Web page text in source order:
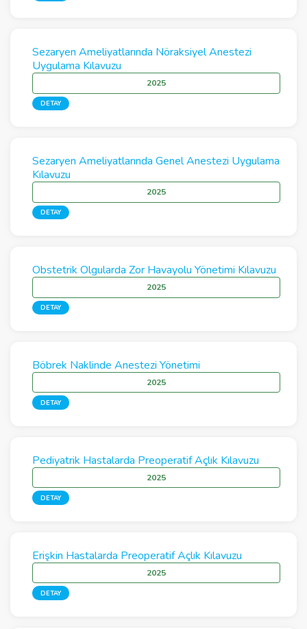
Sezaryen Ameliyatlarında Nöraksiyel Anestezi
Uygulama Kılavuzu
2025
DETAY
Sezaryen Ameliyatlarında Genel Anestezi Uygulama
Kılavuzu
2025
DETAY
Obstetrik Olgularda Zor Havayolu Yönetimi Kılavuzu
2025
DETAY
Böbrek Naklinde Anestezi Yönetimi
2025
DETAY
Pediyatrik Hastalarda Preoperatif Açlık Kılavuzu
2025
DETAY
Erişkin Hastalarda Preoperatif Açlık Kılavuzu
2025
DETAY